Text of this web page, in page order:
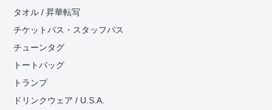
タオル / 昇華転写
チケットパス・スタッフパス
チューンタグ
トートバッグ
トランプ
ドリンクウェア / U.S.A.